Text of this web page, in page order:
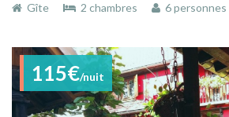
Gîte
2 chambres 6 personnes
115€/nuit